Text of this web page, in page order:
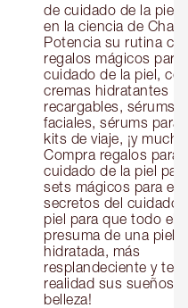
de cuidado de la piel
en la ciencia de
Potencia su rutina
regalos mágicos para
cuidado de la piel,
cremas hidratantes
recargables, sérums
faciales, sérums para
kits de viaje, ¡y
Compra regalos para
cuidado de la piel
sets mágicos para
secretos del cuidado
piel para que todo el
presuma de una piel
hidratada, más
resplandeciente y
realidad sus sueños
belleza!